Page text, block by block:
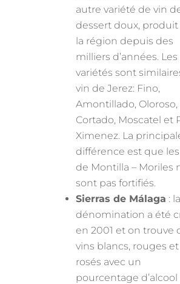
autre variété de vin
dessert doux, produit
la région depuis des
milliers d’années. Les
variétés sont
vin de Jerez: Fino,
Amontillado, Oloroso,
Cortado, Moscatel et
Ximenez. La
différence est que
de Montilla – Moriles
sont pas fortifiés.
Sierras de Málaga : la
dénomination a été
en 2001 et on trouve
vins blancs, rouges et
rosés avec un
pourcentage d’alcool